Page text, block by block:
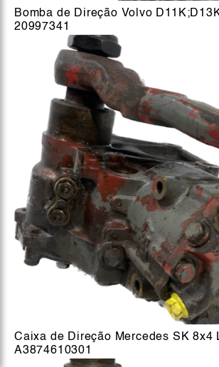
Bomba de Direção Volvo
20997341
Caixa de Direção Mercedes SK 8x4
A3874610301